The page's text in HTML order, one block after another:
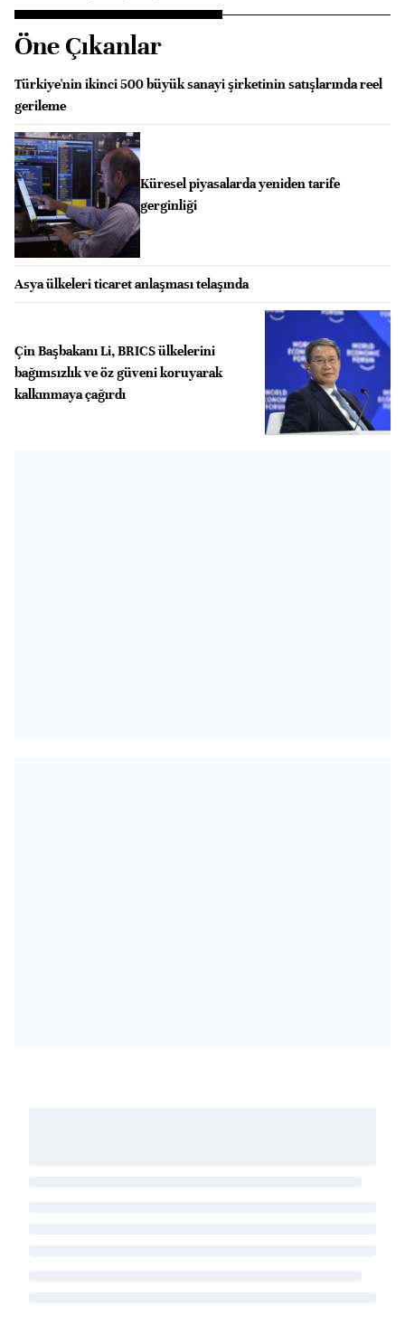
Öne Çıkanlar
Türkiye'nin ikinci 500 büyük sanayi şirketinin satışlarında reel
gerileme
Küresel piyasalarda yeniden tarife
gerginliği
Asya ülkeleri ticaret anlaşması telaşında
Çin Başbakanı Li, BRICS ülkelerini
bağımsızlık ve öz güveni koruyarak
kalkınmaya çağırdı